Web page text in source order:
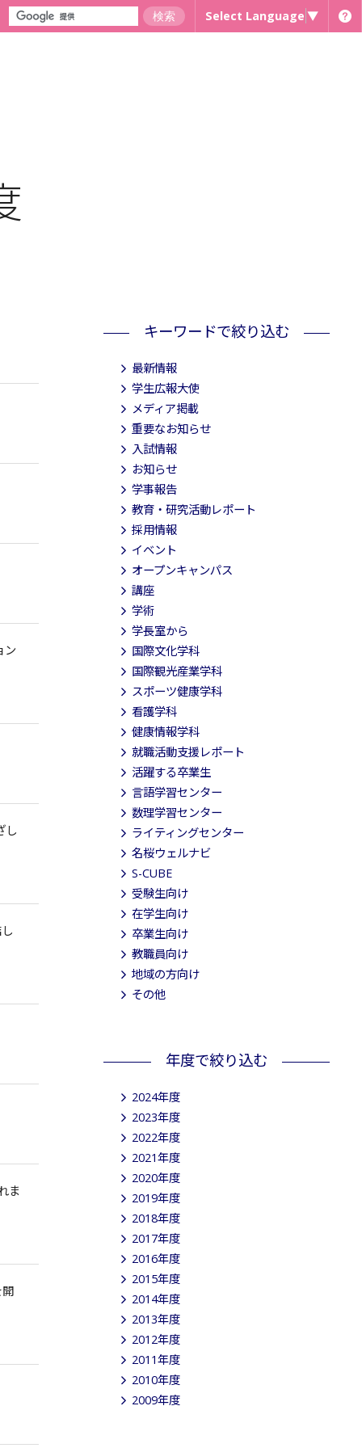
Select Language ▼
ン
し
ま
キーワードで絞り込む
最新情報
学生広報大使
メディア掲載
重要なお知らせ
入試情報
お知らせ
学事報告
教育・研究活動レポート
採用情報
イベント
オープンキャンパス
講座
学術
学長室から
国際文化学科
国際観光産業学科
スポーツ健康学科
看護学科
健康情報学科
就職活動支援レポート
活躍する卒業生
言語学習センター
数理学習センター
ライティングセンター
名桜ウェルナビ
S-CUBE
受験生向け
在学生向け
卒業生向け
教職員向け
地域の方向け
その他
年度で絞り込む
2024年度
2023年度
2022年度
2021年度
2020年度
2019年度
2018年度
2017年度
2016年度
2015年度
2014年度
2013年度
2012年度
2011年度
2010年度
2009年度